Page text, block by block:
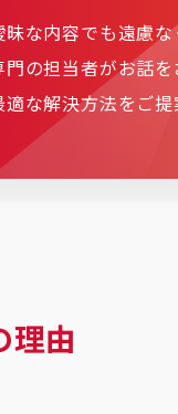
昧な内容でも遠慮な
門の担当者がお話を
適な解決方法をご提
理由